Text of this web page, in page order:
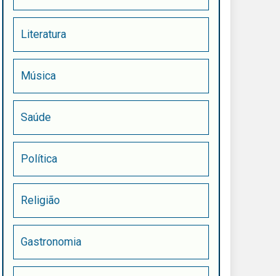
Literatura
Música
Saúde
Política
Religião
Gastronomia